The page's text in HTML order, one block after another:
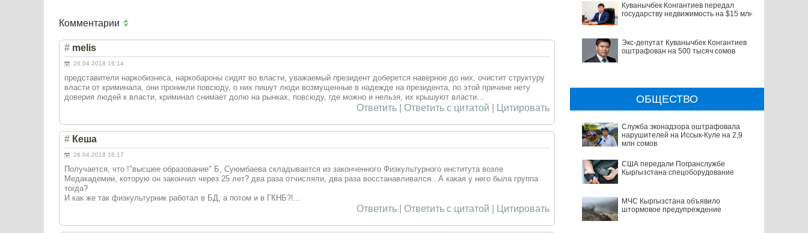
Комментарии
# melis
26.04.2018 16:14
представители наркобизнеса, наркобароны сидят во власти, уважаемый президент доберется наверное до них, очистит структуру
власти от криминала, они проникли повсюду, о них пишут люди возмущенные в надежде на президента, по этой причине нету
доверия людей к власти, криминал снимает долю на рынках, повсюду, где можно и нельзя, их крышуют власти...
Ответить| Ответить с цитатой Цитировать
# Кеша
26.04.2018 16:17
Получается, что !"высшее образование" Б, Суюмбаева складывается из законченного Физкультурного института возле
Медакадемии, которую он закончил через 25 лет? два раза отчисляли, два раза восстанавливался.. А какая у него была группа
тогда?
И как же так физкультурник работал в БД, а потом и в ГКНБ?!...
Ответить| Ответить с цитатой Цитировать
Куванычбек Конгантиев передал
государству недвижимость на $15 млн
Экс-депутат Куванычбек Конгантиев
оштрафован на 500 тысяч сомов
ОБЩЕСТВО
Служба эконадзора оштрафовала
нарушителей на Иссык-Куле на 2,9
млн сомов
США передали Погранслужбе
Кыргызстана спецоборудование
МЧС Кыргызстана объявило
штормовое предупреждение